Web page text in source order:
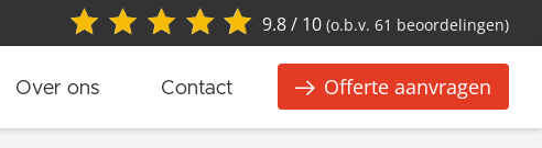
9.8 / 10 (o.b.v. 61 beoordelingen)
Over ons Contact Offerte aanvragen